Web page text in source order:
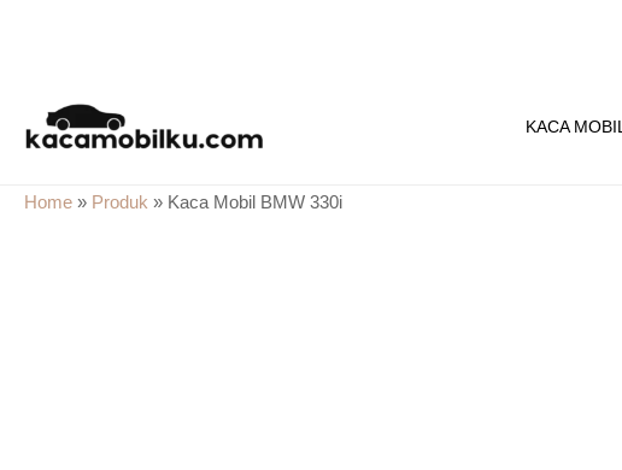
content
KACA MOBIL
Home » Produk » Kaca Mobil BMW 330i